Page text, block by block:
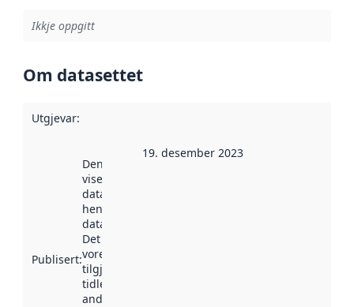
Ikkje oppgitt
Om datasettet
Utgjevar:
Publisert:
Denne datoen
viser når
datasettet vart
henta inn av
data.norge.no.
Det kan ha
vore
tilgjengeleg
tidlegare
andre stader.
19. desember 2023